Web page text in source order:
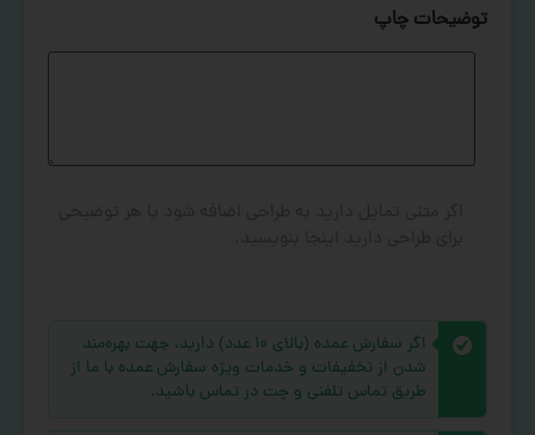
توضیحات چاپ
اگر سفارش عمده (بالای ۱۰ عدد) دارید، جهت بهره‌مند
شدن از تخفیفات و خدمات ویژه سفارش عمده با ما از
طریق تماس تلفنی و چت در تماس باشید.